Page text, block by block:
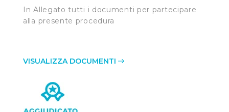
In Allegato tutti i documenti per partecipare
alla presente procedura
VISUALIZZA DOCUMENTI